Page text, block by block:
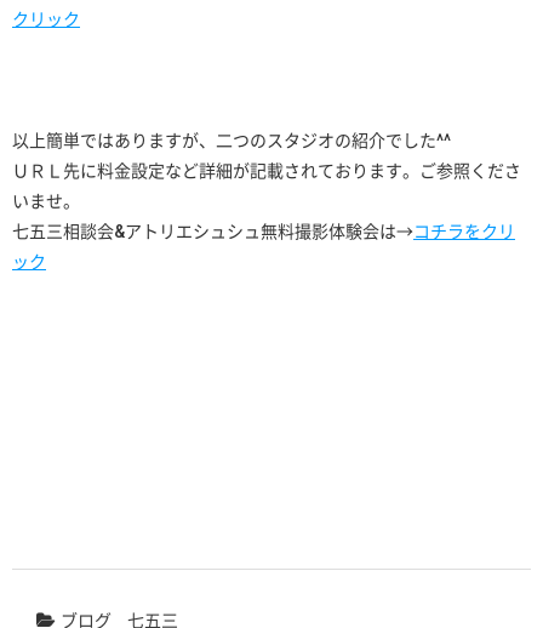
クリック
以上簡単ではありますが、二つのスタジオの紹介でした^^
ＵＲＬ先に料金設定など詳細が記載されております。ご参照くださ
いませ。
七五三相談会&アトリエシュシュ無料撮影体験会は→コチラをクリ
ック
ブログ 七五三